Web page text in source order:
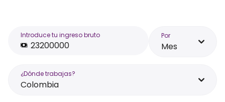
Introduce tu ingreso bruto Por
Mes
¿Dónde trabajas?
Colombia